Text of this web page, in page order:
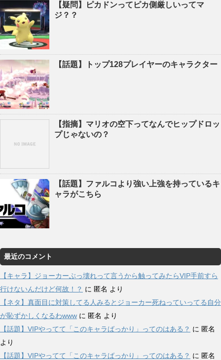
【疑問】ピカドンってピカ側厳しいってマ
ジ？？
【話題】トップ128プレイヤーのキャラクター
【指摘】マリオの空下ってなんでヒップドロッ
プじゃないの？
【話題】ファルコより強い上強を持っているキ
ャラがこちら
最近のコメント
【キャラ】ジョーカーぶっ壊れって言うから触ってみたらVIP手前すら
行けないんだけど何故！？ に 匿名 より
【ネタ】真面目に対策してる人みるとジョーカー死ねっていってる自分
が恥ずかしくなるわwww に 匿名 より
【話題】VIPやってて「このキャラばっかり」ってのはある？ に 匿名
より
【話題】VIPやってて「このキャラばっかり」ってのはある？ に 匿名